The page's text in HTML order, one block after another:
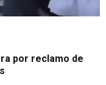
por reclamo de